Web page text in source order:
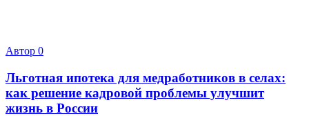
Автор 0
Льготная ипотека для медработников в селах:
как решение кадровой проблемы улучшит
жизнь в России